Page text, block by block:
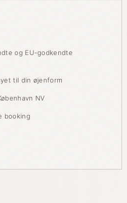
og EU-godkendte
til din øjenform
NV
booking